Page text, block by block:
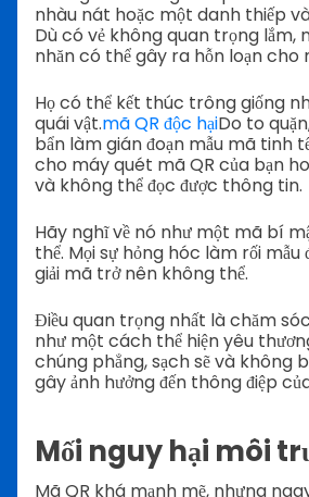
nhàu nát hoặc một danh thiếp
Dù có vẻ không quan trọng lắm,
nhăn có thể gây ra hỗn loạn cho
Họ có thể kết thúc trông giống
quái vật.mã QR độc hạiDo to
bẩn làm gián đoạn mẫu mã tinh
cho máy quét mã QR của bạn
và không thể đọc được thông tin.
Hãy nghĩ về nó như một mã bí
thể. Mọi sự hỏng hóc làm rối
giải mã trở nên không thể.
Điều quan trọng nhất là chăm
như một cách thể hiện yêu
chúng phẳng, sạch sẽ và không
gây ảnh hưởng đến thông điệp
Mối nguy hại môi
Mã QR khá mạnh mẽ, nhưng